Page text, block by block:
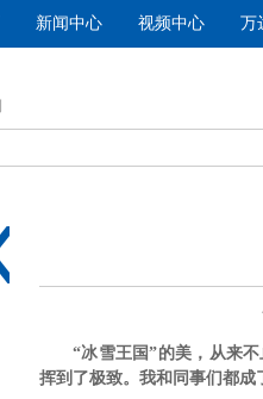
新闻中心 视频中心 万
“冰雪王国”的美，从来
挥到了极致。我和同事们都成